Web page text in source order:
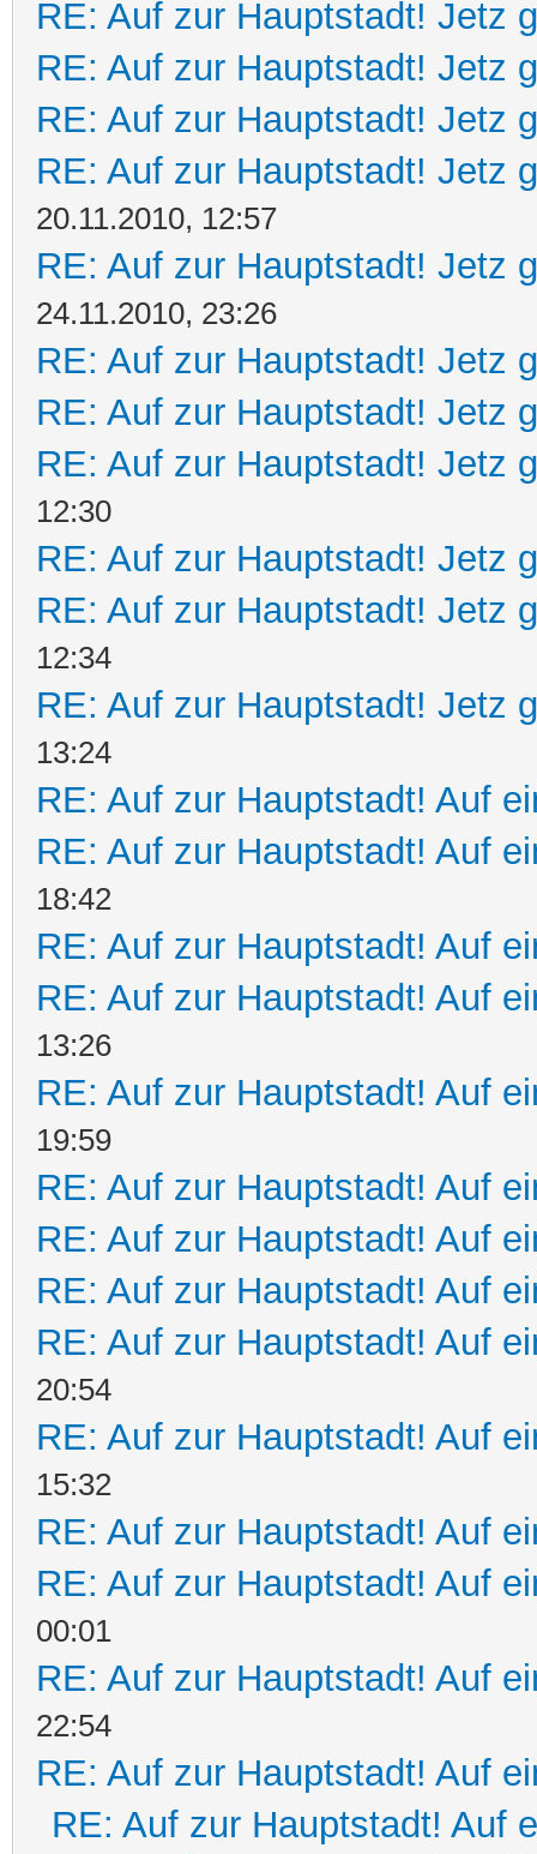
RE: Auf zur Hauptstadt! Jetz
RE: Auf zur Hauptstadt! Jetz
RE: Auf zur Hauptstadt! Jetz
RE: Auf zur Hauptstadt! Jetz
20.11.2010, 12:57
RE: Auf zur Hauptstadt! Jetz
24.11.2010, 23:26
RE: Auf zur Hauptstadt! Jetz
RE: Auf zur Hauptstadt! Jetz
RE: Auf zur Hauptstadt! Jetz
12:30
RE: Auf zur Hauptstadt! Jetz
RE: Auf zur Hauptstadt! Jetz
12:34
RE: Auf zur Hauptstadt! Jetz
13:24
RE: Auf zur Hauptstadt! Auf
RE: Auf zur Hauptstadt! Auf
18:42
RE: Auf zur Hauptstadt! Auf
RE: Auf zur Hauptstadt! Auf
13:26
RE: Auf zur Hauptstadt! Auf
19:59
RE: Auf zur Hauptstadt! Auf
RE: Auf zur Hauptstadt! Auf
RE: Auf zur Hauptstadt! Auf
RE: Auf zur Hauptstadt! Auf
20:54
RE: Auf zur Hauptstadt! Auf
15:32
RE: Auf zur Hauptstadt! Auf
RE: Auf zur Hauptstadt! Auf
00:01
RE: Auf zur Hauptstadt! Auf
22:54
RE: Auf zur Hauptstadt! Auf
RE: Auf zur Hauptstadt! Auf